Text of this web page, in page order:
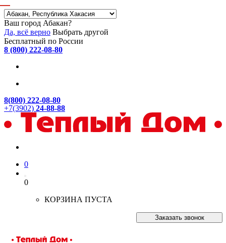
Ваш город Абакан?
Да, всё верно Выбрать другой
Бесплатный по России
8 (800) 222-08-80
8(800) 222-08-80
+7(3902) 24-88-88
0
0
КОРЗИНА ПУСТА
Заказать звонок